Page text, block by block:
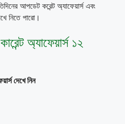
আপডেট করেন্ট অ্যাফেয়ার্স এবং
নিতে পারো।
অ্যাফেয়ার্স ১২
দেখে নিন